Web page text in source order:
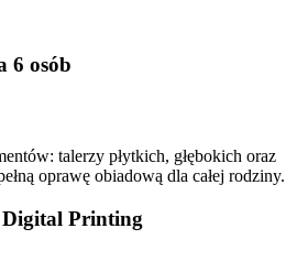
6 osób
talerzy płytkich, głębokich oraz
oprawę obiadową dla całej rodziny.
Printing